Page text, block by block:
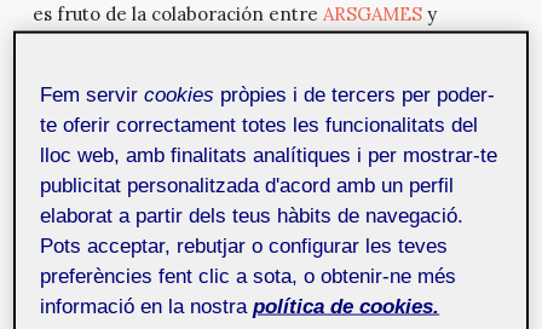
es fruto de la colaboración entre ARSGAMESy
elCentro de Arte y Creación Industrial LABoralde
Expandido que premió, en la pasada convocatoria de
2015, la herramienta presentada por ARSGAMES. El
premio otorgaba una residencia de producción para la
realización de una herramienta educativa con el
objetivo de acercar la práctica artística
contemporánea, como recurso para trabajar el
currículo escolar, al profesorado y al alumnado.
La residencia, dividida en dos períodos, entre octubre
Fem servircookies pròpies i de tercers per poder-
te oferir correctament totes les funcionalitats del
lloc web, amb finalitats analítiques i per mostrar-te
publicitat personalitzada d'acord amb un perfil
elaborat a partir dels teus hàbits de navegació.
Pots acceptar, rebutjar o configurar les teves
preferències fent clic a sota, o obtenir-ne més
informació en la nostra política de cookies.